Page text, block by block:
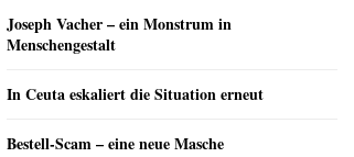
Joseph Vacher – ein Monstrum in
Menschengestalt
In Ceuta eskaliert die Situation erneut
Bestell-Scam – eine neue Masche